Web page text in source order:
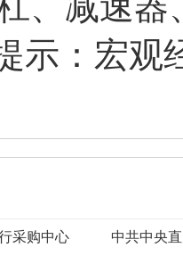
：宏观经
采购中心 中共中央